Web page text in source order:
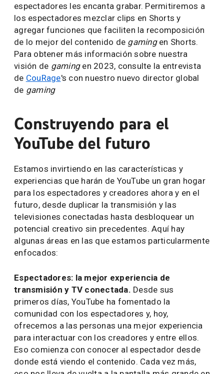
espectadores les encanta grabar. Permitiremos a
los espectadores mezclar clips en Shorts y
agregar funciones que faciliten la recomposición
de lo mejor del contenido de gamingen Shorts.
Para obtener más información sobre nuestra
visión de gamingen 2023, consulte la entrevista
de CouRage's con nuestro nuevo director global
de gaming
Construyendo para el
YouTube del futuro
Estamos invirtiendo en las características y
experiencias que harán de YouTube un gran hogar
para los espectadores y creadores ahora y en el
futuro, desde duplicar la transmisión y las
televisiones conectadas hasta desbloquear un
potencial creativo sin precedentes. Aquí hay
algunas áreas en las que estamos particularmente
enfocados:
Espectadores: la mejor experiencia de
transmisión y TV conectada. Desde sus
primeros días, YouTube ha fomentado la
comunidad con los espectadores y, hoy,
ofrecemos a las personas una mejor experiencia
para interactuar con los creadores y entre ellos.
Eso comienza con conocer al espectador desde
donde está viendo el contenido. Cada vez más,